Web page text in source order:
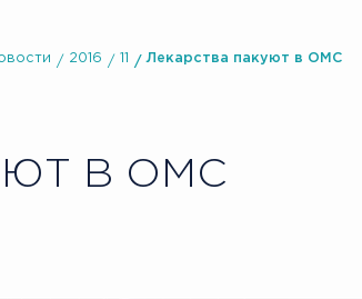
2016 11 Лекарства пакуют в ОМС
В ОМС